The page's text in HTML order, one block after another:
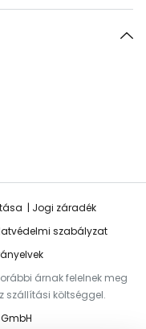
Jogi záradék
szabályzat
árnak felelnek meg
szállítási költséggel.